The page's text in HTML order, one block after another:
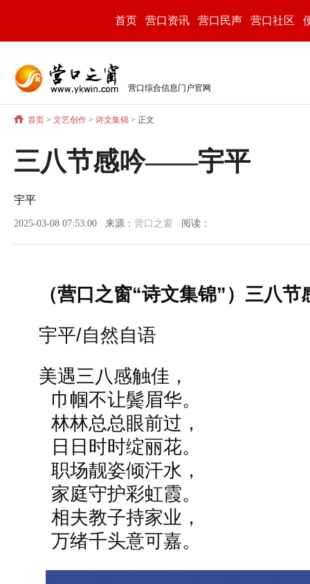
首页 营口资讯 营口民声 营口社区
营口综合信息门户官网
首页 > 文艺创作 > 诗文集锦 > 正文
三八节感吟——宇平
宇平
2025-03-08 07:53:00 来源： 营口之窗 阅读：
（营口之窗“诗文集锦”）三八节
宇平/自然自语
美遇三八感触佳，
巾帼不让鬓眉华。
林林总总眼前过，
日日时时绽丽花。
职场靓姿倾汗水，
家庭守护彩虹霞。
相夫教子持家业，
万绪千头意可嘉。